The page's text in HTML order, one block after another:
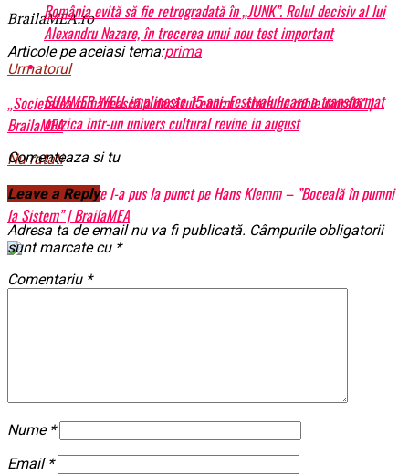
BrailaMEA.ro
Articole pe aceiasi tema:prima
Urmatorul
„Societatea românească a decăzut enorm… stare de robie morală” |
BrailaMEA
Nu ratati
Judecătoarea care l-a pus la punct pe Hans Klemm – ”Boceală în pumni
la Sistem” | BrailaMEA
România evită să fie retrogradată în „JUNK”. Rolul decisiv al lui
Alexandru Nazare, în trecerea unui nou test important
SUMMER WELL implineste 15 ani. Festivalul care a transformat
muzica intr-un univers cultural revine in august
Comenteaza si tu
Leave a Reply
Adresa ta de email nu va fi publicată. Câmpurile obligatorii
sunt marcate cu *
Comentariu *
Nume *
Email *